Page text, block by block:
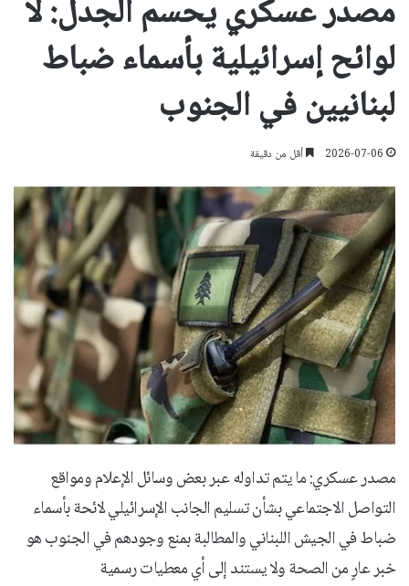
مصدر عسكري يحسم الجدل: لا
لوائح إسرائيلية بأسماء ضباط
لبنانيين في الجنوب
2026-07-06 أقل من دقيقة
مصدر عسكري: ما يتم تداوله عبر بعض وسائل الإعلام ومواقع
التواصل الاجتماعي بشأن تسليم الجانب الإسرائيلي لائحة بأسماء
ضباط في الجيش اللبناني والمطالبة بمنع وجودهم في الجنوب هو
خبر عارٍ من الصحة ولا يستند إلى أي معطيات رسمية